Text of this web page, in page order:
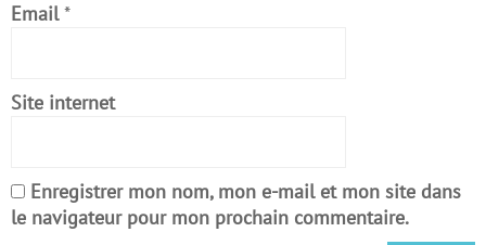
Email *
Site internet
Enregistrer mon nom, mon e-mail et mon site dans
le navigateur pour mon prochain commentaire.